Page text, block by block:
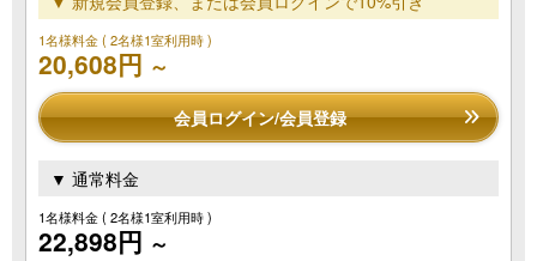
1名様料金( 2名様1室利用時 )
20,608円 ～
会員ログイン/会員登録
▼ 通常料金
1名様料金( 2名様1室利用時 )
22,898円 ～